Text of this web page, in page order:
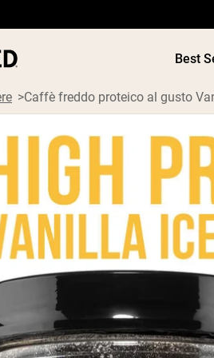
Best
popolari
Caffè freddo proteico al gusto